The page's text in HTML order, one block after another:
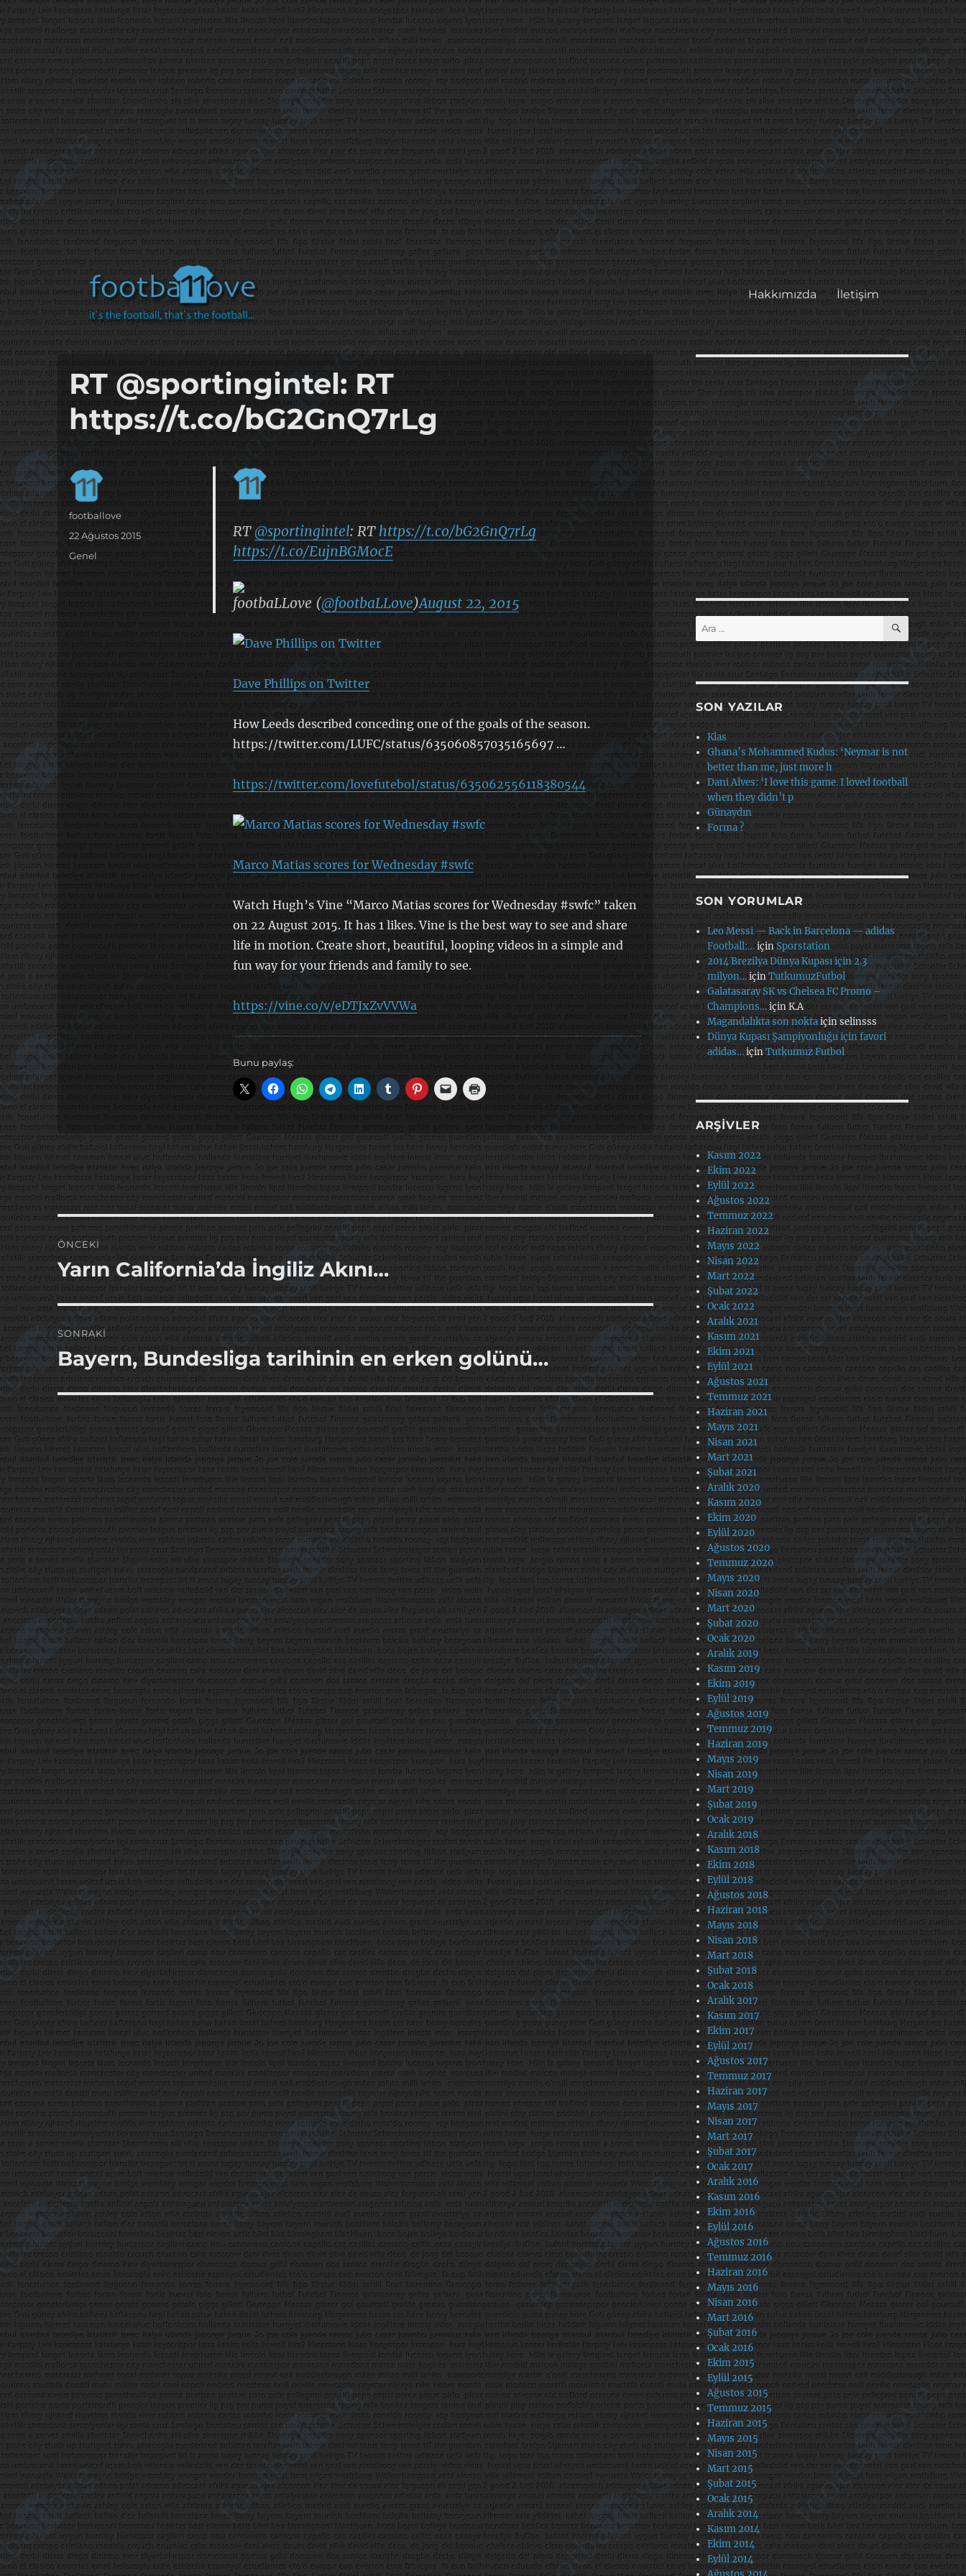
footbaLLove
it's the football, that's the football…
Hakkımızda İletişim
RT @sportingintel: RT
https://t.co/bG2GnQ7rLg
RT @sportingintel: RT https://t.co/bG2GnQ7rLg
https://t.co/EujnBGM0cE
footbaLLove (@footbaLLove)August 22, 2015
Dave Phillips on Twitter
How Leeds described conceding one of the goals of the season.
https://twitter.com/LUFC/status/635060857035165697 …
https://twitter.com/lovefutebol/status/635062556118380544
Marco Matias scores for Wednesday #swfc
Watch Hugh’s Vine “Marco Matias scores for Wednesday #swfc” taken
on 22 August 2015. It has 1 likes. Vine is the best way to see and share
life in motion. Create short, beautiful, looping videos in a simple and
fun way for your friends and family to see.
https://vine.co/v/eDTJxZvVVWa
Bunu paylaş:
Yazar
footballove
Yayın
tarihi
22 Ağustos 2015
Kategoriler
Genel
Yazı
gezinmesi
ÖNCEKI
Önceki
yazı:
Yarın California’da İngiliz Akını…
SONRAKI
Sonraki
yazı:
Bayern, Bundesliga tarihinin en erken golünü…
Ara: ARA
SON YAZILAR
Klas
Ghana’s Mohammed Kudus: ‘Neymar is not
better than me, just more h
Dani Alves: ‘I love this game. I loved football
when they didn’t p
Günaydın
Forma ?
SON YORUMLAR
Leo Messi — Back in Barcelona — adidas
Football:…içinSporstation
2014 Brezilya Dünya Kupası için 2.3
milyon…içinTutkumuzFutbol
Galatasaray SK vs Chelsea FC Promo –
Champions…içinK.A
Magandalıkta son noktaiçinselinsss
Dünya Kupası Şampiyonluğu için favori
adidas…içinTutkumuz Futbol
ARŞIVLER
Kasım 2022
Ekim 2022
Eylül 2022
Ağustos 2022
Temmuz 2022
Haziran 2022
Mayıs 2022
Nisan 2022
Mart 2022
Şubat 2022
Ocak 2022
Aralık 2021
Kasım 2021
Ekim 2021
Eylül 2021
Ağustos 2021
Temmuz 2021
Haziran 2021
Mayıs 2021
Nisan 2021
Mart 2021
Şubat 2021
Aralık 2020
Kasım 2020
Ekim 2020
Eylül 2020
Ağustos 2020
Temmuz 2020
Mayıs 2020
Nisan 2020
Mart 2020
Şubat 2020
Ocak 2020
Aralık 2019
Kasım 2019
Ekim 2019
Eylül 2019
Ağustos 2019
Temmuz 2019
Haziran 2019
Mayıs 2019
Nisan 2019
Mart 2019
Şubat 2019
Ocak 2019
Aralık 2018
Kasım 2018
Ekim 2018
Eylül 2018
Ağustos 2018
Haziran 2018
Mayıs 2018
Nisan 2018
Mart 2018
Şubat 2018
Ocak 2018
Aralık 2017
Kasım 2017
Ekim 2017
Eylül 2017
Ağustos 2017
Temmuz 2017
Haziran 2017
Mayıs 2017
Nisan 2017
Mart 2017
Şubat 2017
Ocak 2017
Aralık 2016
Kasım 2016
Ekim 2016
Eylül 2016
Ağustos 2016
Temmuz 2016
Haziran 2016
Mayıs 2016
Nisan 2016
Mart 2016
Şubat 2016
Ocak 2016
Ekim 2015
Eylül 2015
Ağustos 2015
Temmuz 2015
Haziran 2015
Mayıs 2015
Nisan 2015
Mart 2015
Şubat 2015
Ocak 2015
Aralık 2014
Kasım 2014
Ekim 2014
Eylül 2014